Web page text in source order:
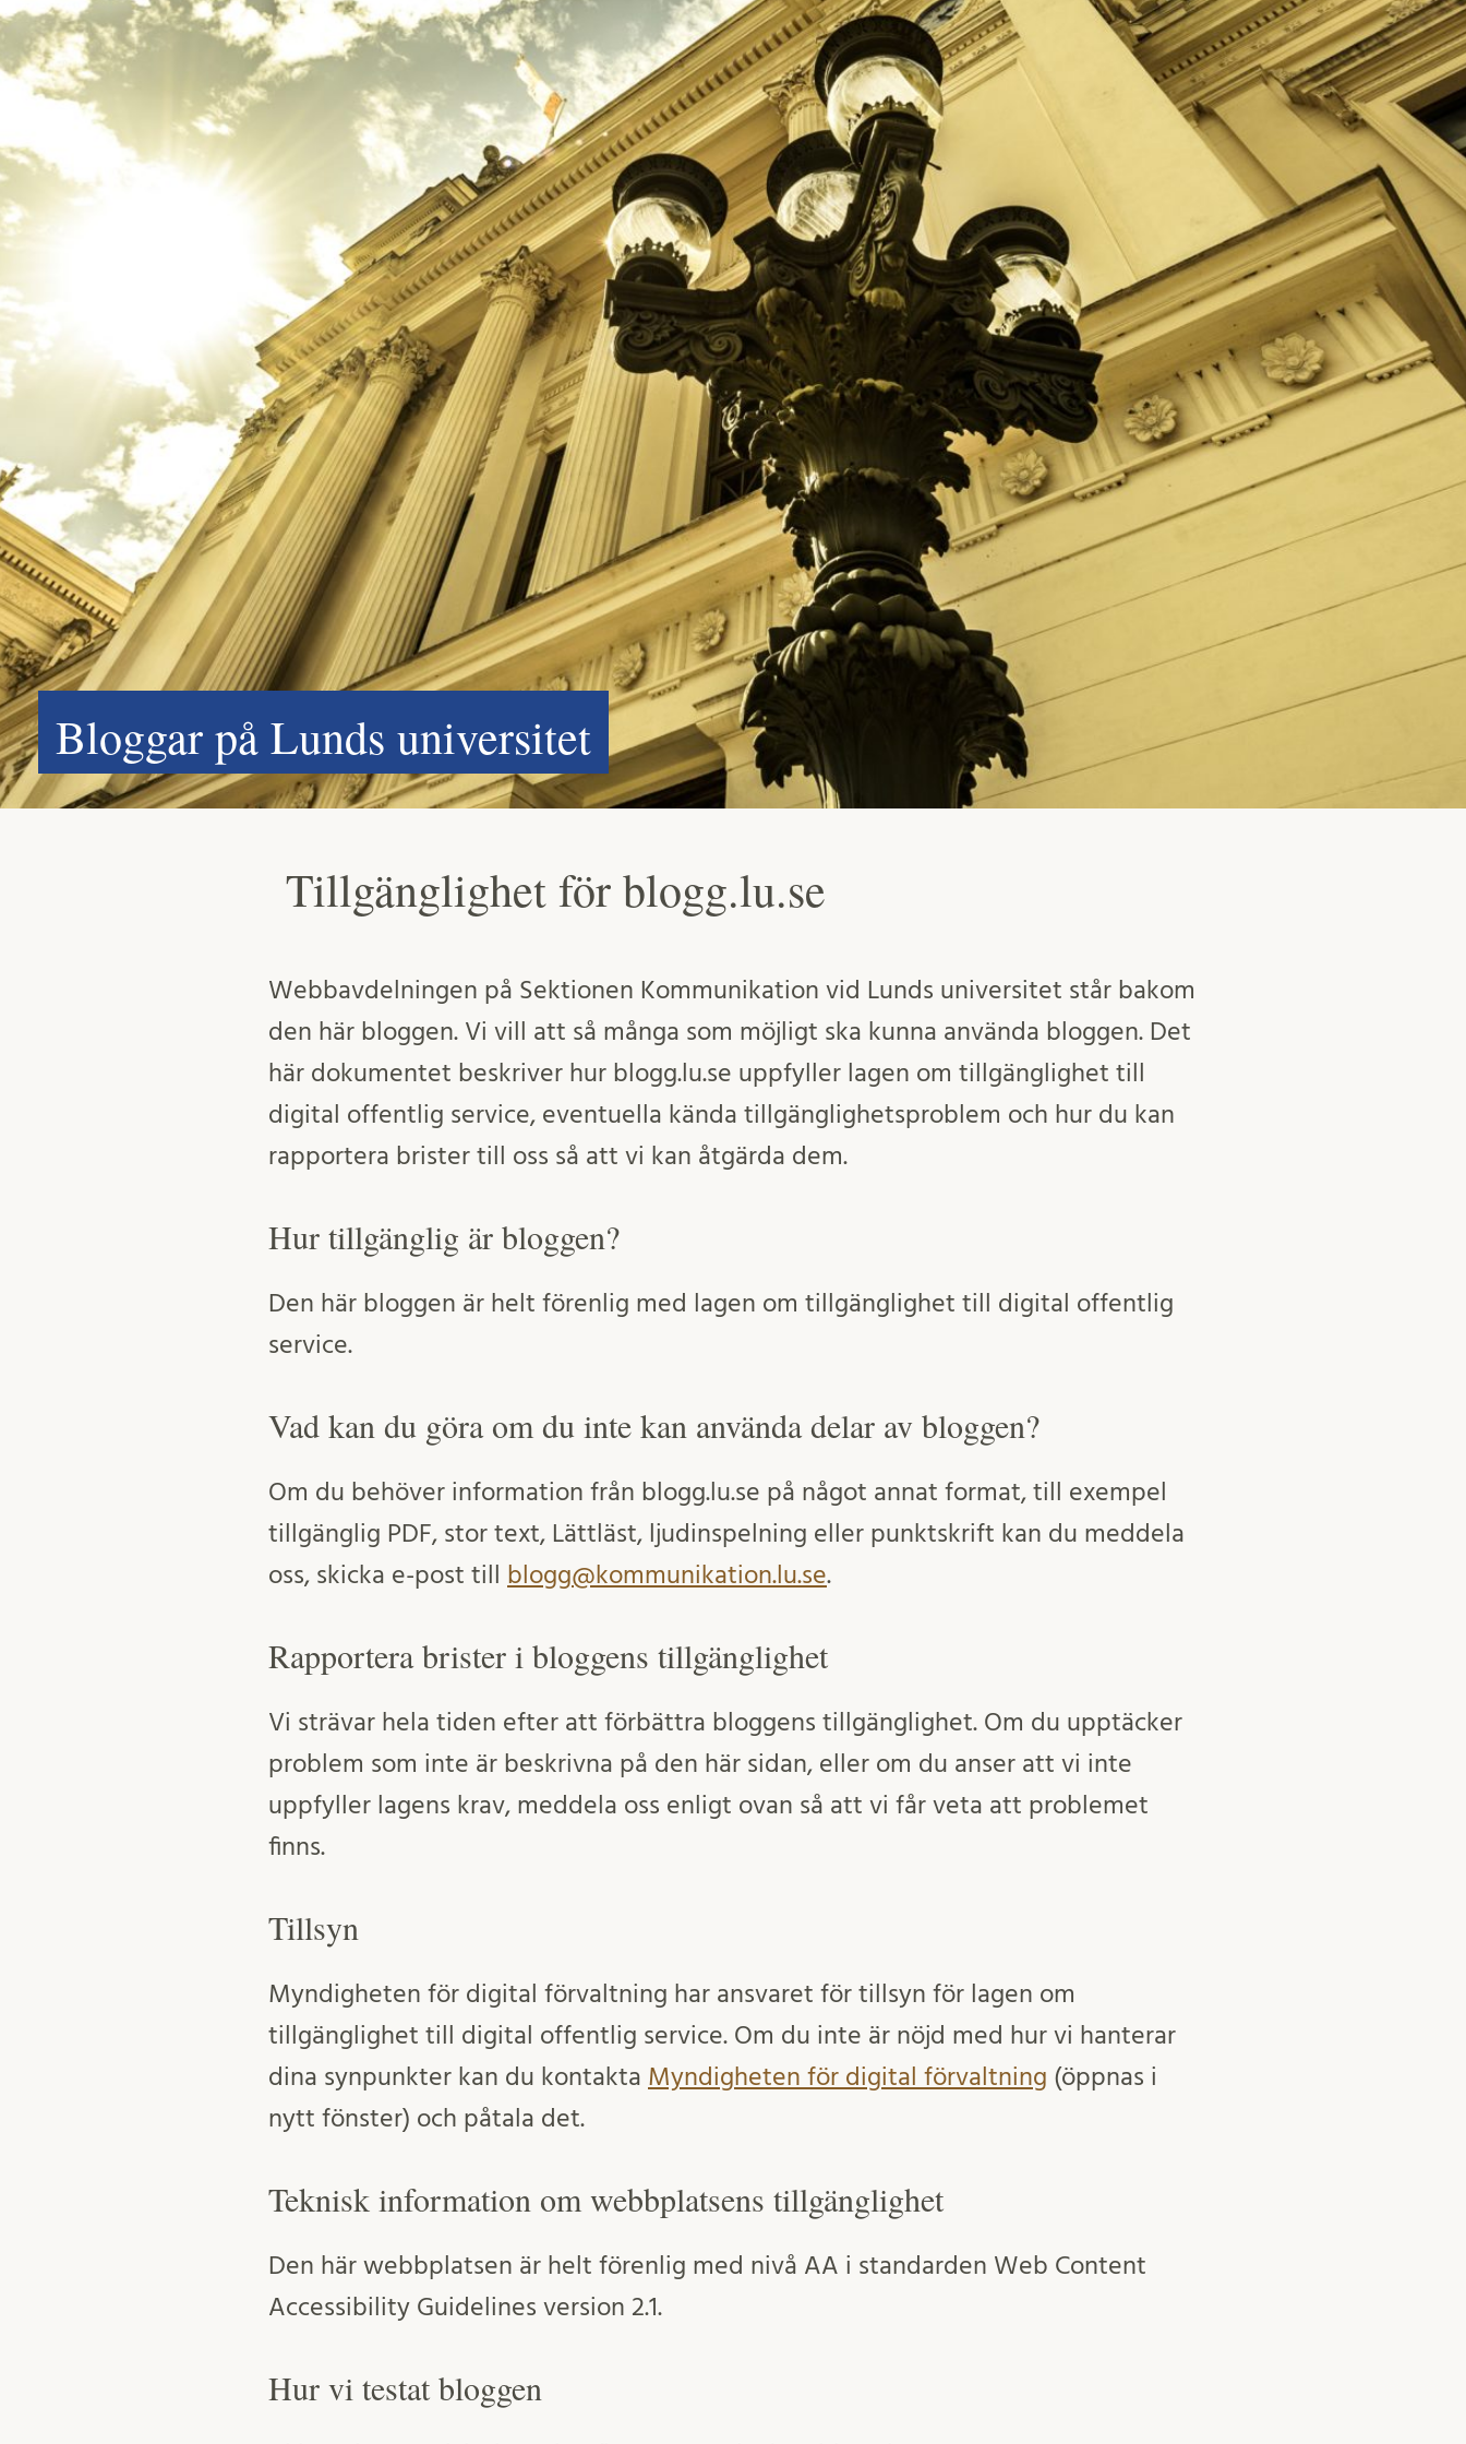
Bloggar på Lunds universitet
Tillgänglighet för blogg.lu.se
Webbavdelningen på Sektionen Kommunikation vid Lunds universitet står bakom
den här bloggen. Vi vill att så många som möjligt ska kunna använda bloggen. Det
här dokumentet beskriver hur blogg.lu.se uppfyller lagen om tillgänglighet till
digital offentlig service, eventuella kända tillgänglighetsproblem och hur du kan
rapportera brister till oss så att vi kan åtgärda dem.
Hur tillgänglig är bloggen?
Den här bloggen är helt förenlig med lagen om tillgänglighet till digital offentlig
service.
Vad kan du göra om du inte kan använda delar av bloggen?
Om du behöver information från blogg.lu.se på något annat format, till exempel
tillgänglig PDF, stor text, Lättläst, ljudinspelning eller punktskrift kan du meddela
oss, skicka e-post till
blogg@kommunikation.lu.se.
Rapportera brister i bloggens tillgänglighet
Vi strävar hela tiden efter att förbättra bloggens tillgänglighet. Om du upptäcker
problem som inte är beskrivna på den här sidan, eller om du anser att vi inte
uppfyller lagens krav, meddela oss enligt ovan så att vi får veta att problemet
finns.
Tillsyn
Myndigheten för digital förvaltning har ansvaret för tillsyn för lagen om
tillgänglighet till digital offentlig service. Om du inte är nöjd med hur vi hanterar
dina synpunkter kan du kontakta Myndigheten för digital förvaltning (öppnas i
nytt fönster) och påtala det.
Teknisk information om webbplatsens tillgänglighet
Den här webbplatsen är helt förenlig med nivå AA i standarden Web Content
Accessibility Guidelines version 2.1.
Hur vi testat bloggen